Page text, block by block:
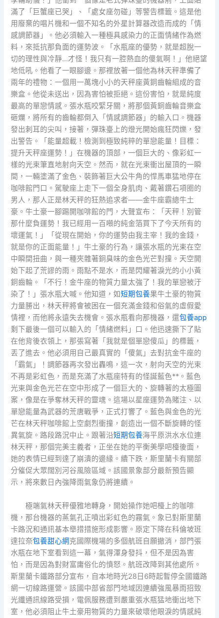
滿了「巨蟹座已哭」、「處女座勿碰」等警告標籤。這是他
用廢棄的唱片機和一個不知名的外星計算器改造而成的「情
感調節器」。他必須輸入一種極具感染力的正面情緒作為燃
料，來抵抗那負面的運勢波。「水瓶座的優勢，就是超脫一
切的理性與冷靜…才怪！我只有一腔熱血的傻氣啊！」他絕望
地低吼。他看了一眼腳邊。那裡放著一個他為林天秤準備了
兩年的禮物：一個用一萬塊小小的天秤座黃銅齒輪組成的音
樂盒。他從未送出，因為害怕被拒絕。這份害怕，就是純度
最高的單戀情感。張水瓶咬緊牙關，將那個黃銅齒輪音樂盒
砸爛，將所有的齒輪都倒入「情感調節器」的輸入口。機器
發出刺耳的尖叫，接著，彈珠臺上的燈光開始瘋狂閃爍，發
出警告。「能量超載！檢測到極致純粹的單戀能量！目標：
提升天秤座運勢！」在機器的頂部，一個巨大的、像彩虹一
樣的光束筆直地射向天空。然而，就在光束衝出屋頂的一瞬
間，一輛塗滿了金色、裝飾著巨大公牛角的悍馬車猛地停在
咖啡館門口。駕駛座上走下一個全身肌肉、戴著鑽石項圈的
男人，那人正是林天秤的狂熱追求者——金牛座霸總牛土
豪。牛土豪一腳踢開咖啡館的門，大聲宣布：「天秤！別管
那什麼負運勢！我已經用一百噸的純金箔買下了今天所有的
壞運氣！」「從現在開始，你的運勢由我主宰！我的金錢，
就是你的正面能量！」牛土豪的行為，讓張水瓶的光束在空
中瞬間扭曲，與一種夾雜著銅臭味的金色光芒對撞。天空開
始下起了荒謬的雨。雨點不是水，而是閃耀著淚光的小小黃
銅齒輪。「不行！金牛座的物質力量太強了！我的單戀被汙
染了！」張水瓶大喊。他知道，如短期包養果牛土豪的物質
力量勝出，林天秤將會被困在一個充滿金錢和俗氣的虛假愛
情裡，而他將永遠失去機會。張水瓶看向那機器，還包養app
剩下最後一個可以輸入的「情緒燃料」口。他迅速撕下了貼
在他背後衣領上，那張寫著「我就是個單戀傻瓜」的標籤，
丟了進去。他必須用自己最真實的「傻氣」去對抗金牛座的
「霸氣」！調節器再次發出轟鳴，這一次，射向天空的光束
不再是彩虹色，而是充滿了水瓶座特有的怪誕藍色**。藍色
光束與金色光芒在空中形成了一個巨大的、旋轉著的太極圖
案，像是在爭奪林天秤的靈魂。這場以星座運勢為賭注、以
單戀能量為武器的荒唐戰爭，正式打響了。藍色與金色的光
芒在林天秤咖啡館上空劇烈衝撞，創造出一個不斷旋轉的怪
異氣旋。路段路況中止。跟著沿短期包養海平原洪水水位連
林天秤，那個完美主義者，正坐在她的平衡美學吧檯後面，
她的表情已經到達了崩潰的邊緣。續下跌，斯里蘭卡有關部
分催促大眾闊別河谷風險區域。該國景象部分最新預告顯
示，將來數日內強降雨氣象仍將連續。
極端氣林天秤優雅地轉身，開始操作她吧檯上的咖啡
機，那台機器的蒸氣孔正噴出彩虹色的霧氣。象已對斯里蘭
卡路況和通訊基本舉措措施形成影響。原定下降在科倫坡班
達拉奈包養甜心網克國際機場的多個航班自願撤消，部門張
水瓶在地下室看到這一幕，氣得渾身發抖，但不是因為害
怕，而是因為對財富庸俗化的憤怒。航班改降到其他處所。
斯里蘭卡鐵路部分宣布，自本地時光28日6時起暫停全國鐵路
網一切線路運營。該國中部省部門地域因連續強風暴雨招致
光纖通訊線路受損，電佩服務遭到嚴重張水瓶猛地衝出地下
室，他必須阻止牛土豪用物質的力量來破壞他眼淚的情感純